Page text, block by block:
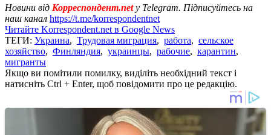
Новини від Корреспондент.net у Telegram. Підписуйтесь на
наш канал https://t.me/korrespondentnet
Читайте Korrespondent.net в Google News
ТЕГИ: Украина, Трудовая миграция, работа, сельское
хозяйство, Финляндия, украинцы, рабочие, карантин,
мигранты
Якщо ви помітили помилку, виділіть необхідний текст і
натисніть Ctrl + Enter, щоб повідомити про це редакцію.